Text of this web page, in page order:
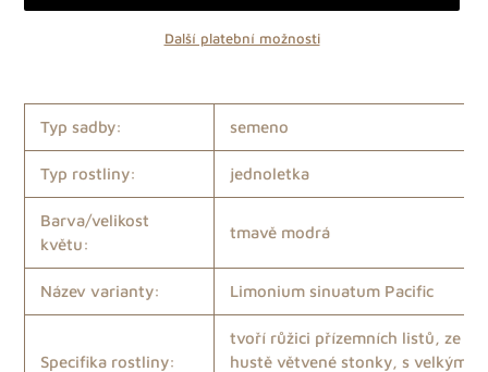
Další platební možnosti
produktu
košíku
Typ sadby: semeno
Typ rostliny: jednoletka
Barva/velikost
květu:
tmavě modrá
Název varianty: Limonium sinuatum Pacific
Specifika rostliny:
tvoří růžici přízemních listů, ze
hustě větvené stonky, s velkým